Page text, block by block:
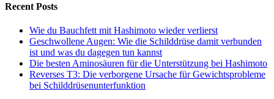
Recent Posts
Wie du Bauchfett mit Hashimoto wieder verlierst
Geschwollene Augen: Wie die Schilddrüse damit verbunden
ist und was du dagegen tun kannst
Die besten Aminosäuren für die Unterstützung bei Hashimoto
Reverses T3: Die verborgene Ursache für Gewichtsprobleme
bei Schilddrüsenunterfunktion